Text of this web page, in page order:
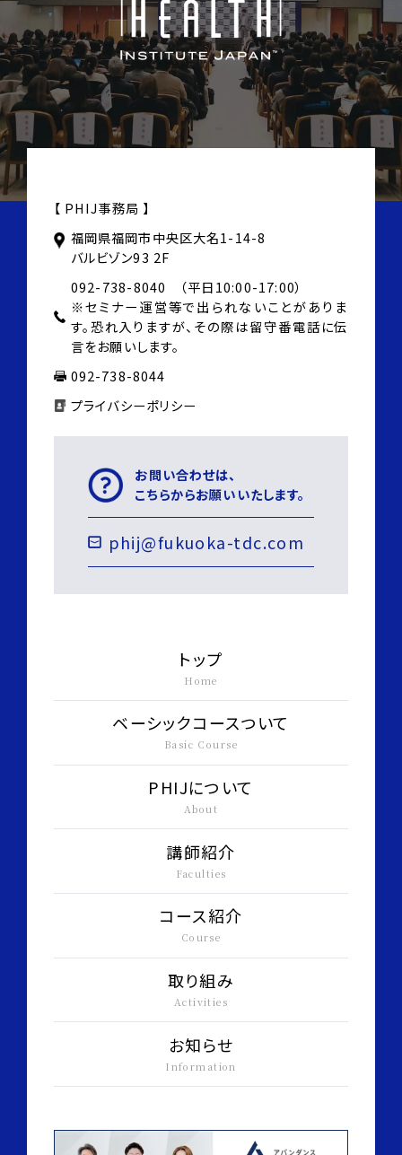
【 PHIJ事務局 】
福岡県福岡市中央区大名1-14-8
バルビゾン93 2F
092-738-8040 （平日10:00-17:00）
※セミナー運営等で出られないことがありま
す。恐れ入りますが、その際は留守番電話に伝
言をお願いします。
092-738-8044
プライバシーポリシー
お問い合わせは、
こちらからお願いいたします。
phij@fukuoka-tdc.com
トップ
Home
ベーシックコースついて
Basic Course
PHIJについて
About
講師紹介
Faculties
コース紹介
Course
取り組み
Activities
お知らせ
Information